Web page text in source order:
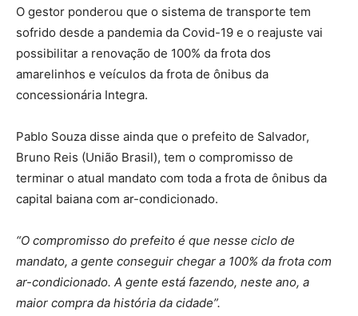
O gestor ponderou que o sistema de transporte tem
sofrido desde a pandemia da Covid-19 e o reajuste vai
possibilitar a renovação de 100% da frota dos
amarelinhos e veículos da frota de ônibus da
concessionária Integra.
Pablo Souza disse ainda que o prefeito de Salvador,
Bruno Reis (União Brasil), tem o compromisso de
terminar o atual mandato com toda a frota de ônibus da
capital baiana com ar-condicionado.
“O compromisso do prefeito é que nesse ciclo de
mandato, a gente conseguir chegar a 100% da frota com
ar-condicionado. A gente está fazendo, neste ano, a
maior compra da história da cidade”.